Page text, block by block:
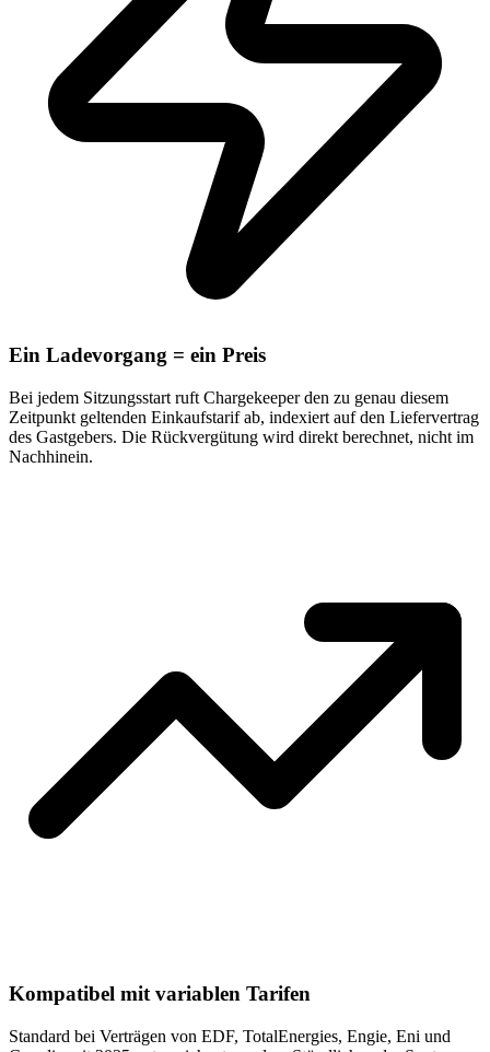
Ein Ladevorgang = ein Preis
Bei jedem Sitzungsstart ruft Chargekeeper den zu genau diesem
Zeitpunkt geltenden Einkaufstarif ab, indexiert auf den Liefervertrag
des Gastgebers. Die Rückvergütung wird direkt berechnet, nicht im
Nachhinein.
Kompatibel mit variablen Tarifen
Standard bei Verträgen von EDF, TotalEnergies, Engie, Eni und